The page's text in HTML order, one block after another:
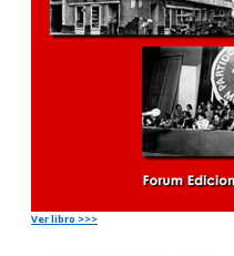
Ver libro >>>